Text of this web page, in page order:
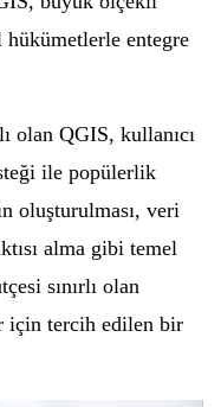
entegre
olan QGIS, kullanıcı
ile popülerlik
oluşturulması, veri
alma gibi temel
sınırlı olan
için tercih edilen bir